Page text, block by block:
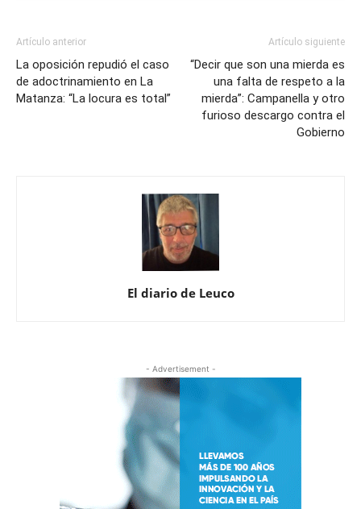
Artículo anterior
La oposición repudió el caso
de adoctrinamiento en La
Matanza: “La locura es total”
Artículo siguiente
“Decir que son una mierda es
una falta de respeto a la
mierda”: Campanella y otro
furioso descargo contra el
Gobierno
El diario de Leuco
- Advertisement -